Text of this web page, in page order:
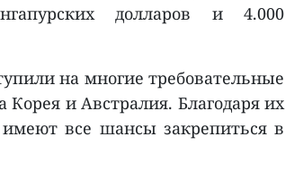
долларов и 4.000
на многие требовательные
и Австралия. Благодаря их
все шансы закрепиться в